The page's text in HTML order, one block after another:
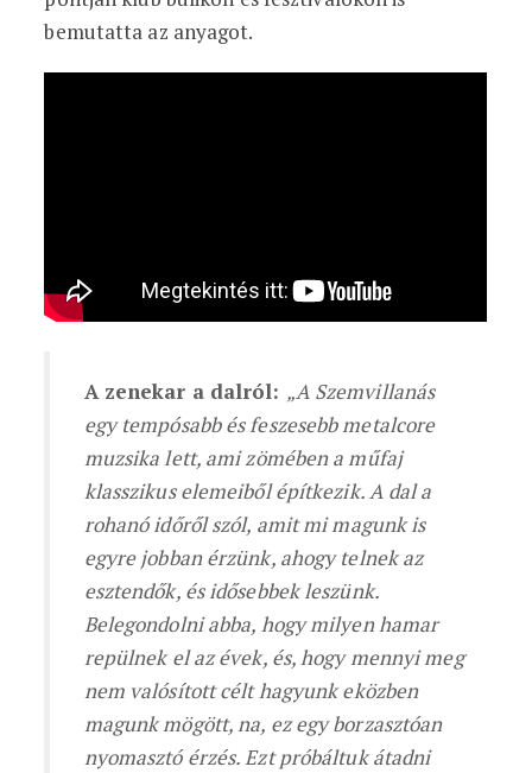
bemutatta az anyagot.
A zenekar a dalról: „A Szemvillanás
egy tempósabb és feszesebb metalcore
muzsika lett, ami zömében a műfaj
klasszikus elemeiből építkezik. A dal a
rohanó időről szól, amit mi magunk is
egyre jobban érzünk, ahogy telnek az
esztendők, és idősebbek leszünk.
Belegondolni abba, hogy milyen hamar
repülnek el az évek, és, hogy mennyi meg
nem valósított célt hagyunk eközben
magunk mögött, na, ez egy borzasztóan
nyomasztó érzés. Ezt próbáltuk átadni